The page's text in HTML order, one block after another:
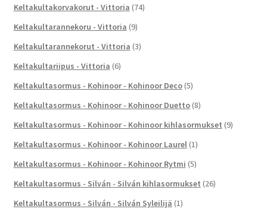
Keltakultakorvakorut - Vittoria (74)
Keltakultarannekoru - Vittoria (9)
Keltakultarannekorut - Vittoria (3)
Keltakultariipus - Vittoria (6)
Keltakultasormus - Kohinoor - Kohinoor Deco (5)
Keltakultasormus - Kohinoor - Kohinoor Duetto (8)
Keltakultasormus - Kohinoor - Kohinoor kihlasormukset (9)
Keltakultasormus - Kohinoor - Kohinoor Laurel (1)
Keltakultasormus - Kohinoor - Kohinoor Rytmi (5)
Keltakultasormus - Silván - Silván kihlasormukset (26)
Keltakultasormus - Silván - Silván Syleilijä (1)